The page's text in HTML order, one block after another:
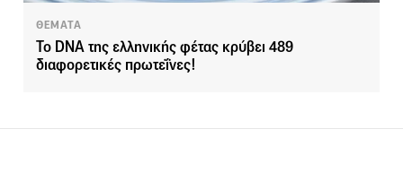
ΘΕΜΑΤΑ
Το DNA της ελληνικής φέτας κρύβει 489
διαφορετικές πρωτεΐνες!